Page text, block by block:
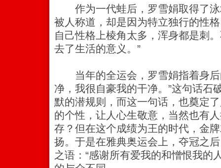
作为一代蛙后，罗雪娟取得了泳
被人称道，却是因为特立独行的性
自己性格上棱角太多，浑身都是刺
去了生活的意义。”
当年的全运会，罗雪娟指着身后
净，我很自豪我的干净。”这句话石
默的潜规则，而这一句话，也奠定
的个性，让人心生敬意，当然也有
存？但在这个成绩为王的时代，金
扬。于是在雅典奥运会上，夺冠之
之语：“感谢所有爱我的和憎恨我的